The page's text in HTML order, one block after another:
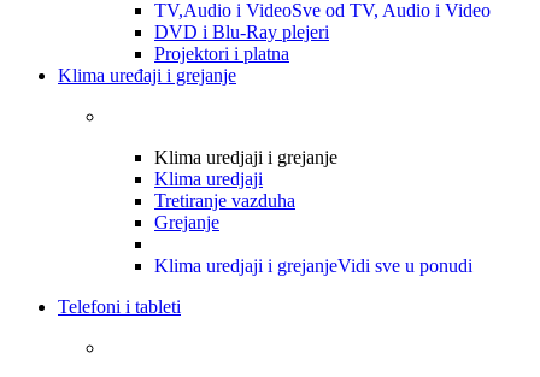
TV,Audio i VideoSve od TV, Audio i Video
DVD i Blu-Ray plejeri
Projektori i platna
Klima uređaji i grejanje
Klima uredjaji i grejanje
Klima uredjaji
Tretiranje vazduha
Grejanje
Klima uredjaji i grejanjeVidi sve u ponudi
Telefoni i tableti